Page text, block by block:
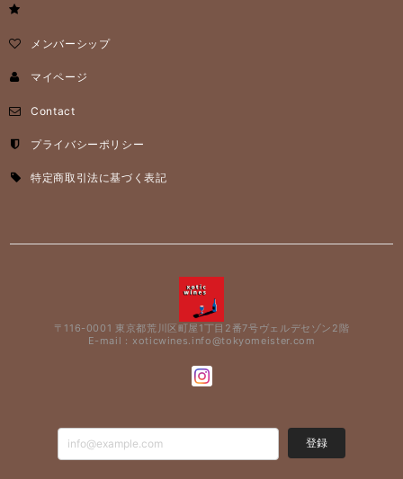
メンバーシップ
マイページ
Contact
プライバシーポリシー
特定商取引法に基づく表記
〒116-0001 東京都荒川区町屋1丁目2番7号ヴェルデセゾン2階
E-mail： xoticwines.info@tokyomeister.com
登録